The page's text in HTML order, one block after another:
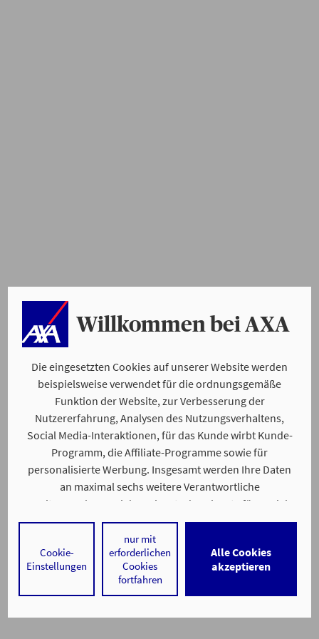
Willkommen bei AXA
Die eingesetzten Cookies auf unserer Website werden
beispielsweise verwendet für die ordnungsgemäße
Funktion der Website, zur Verbesserung der
Nutzererfahrung, Analysen des Nutzungsverhaltens,
Social Media-Interaktionen, für das Kunde wirbt Kunde-
Programm, die Affiliate-Programme sowie für
personalisierte Werbung. Insgesamt werden Ihre Daten
an maximal sechs weitere Verantwortliche
weitergegeben. Bei dem Einsatz der Dienste für Social
Media-Interaktionen und personalisierte Werbung
werden regelmäßig durch den jeweiligen Anbieter
individuelle Profile angelegt und mit Daten von anderen
Webseiten zu umfassenden Nutzungsprofilen von Ihnen
Alle Cookies
akzeptieren
nur mit
erforderlichen
Cookies
fortfahren
Cookie-
Einstellungen